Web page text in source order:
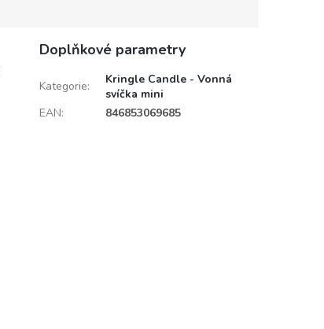
Doplňkové parametry
Kategorie:
Kringle Candle - Vonná
svíčka mini
EAN: 846853069685